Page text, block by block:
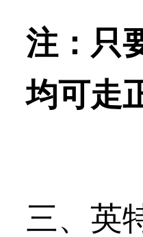
注：只
均可走
三、英